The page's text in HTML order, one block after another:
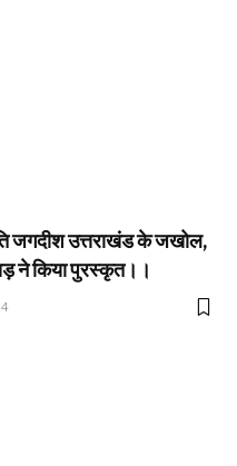
जगदीश उत्तराखंड के जखोल,
ने किया पुरस्कृत।।